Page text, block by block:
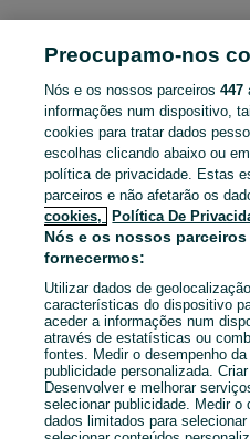
Preocupamo-nos
Nós e os nossos parceiros447
informações num dispositivo,
cookies para tratar dados
escolhas clicando abaixo ou
política de privacidade. Estas
parceiros e não afetarão os
cookies,
Política De
Nós e os nossos
fornecermos:
Utilizar dados de
características do dispositivo
aceder a informações num
através de estatísticas ou
fontes. Medir o desempenho
publicidade personalizada.
Desenvolver e melhorar
selecionar publicidade. Medir
dados limitados para